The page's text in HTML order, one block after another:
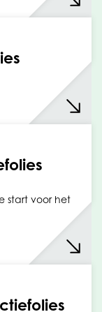
start voor het